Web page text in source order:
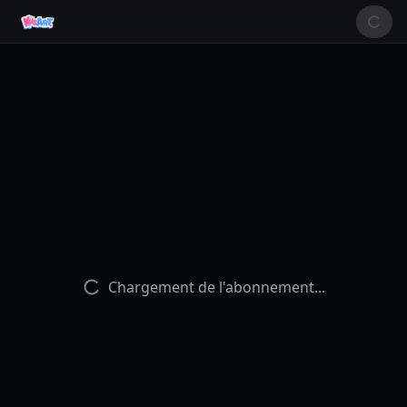
Chargement de l'abonnement...